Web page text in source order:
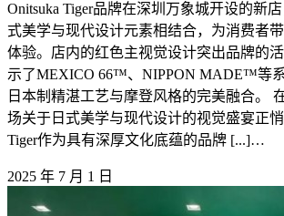
Onitsuka Tiger品牌在深圳万象城开设的新
式美学与现代设计元素相结合，为消费者
体验。店内的红色主视觉设计突出品牌的
示了MEXICO 66™、NIPPON MADE™等
日本制精湛工艺与摩登风格的完美融合。
场关于日式美学与现代设计的视觉盛宴正
Tiger作为具有深厚文化底蕴的品牌 [...]…
2025 年 7 月 1 日